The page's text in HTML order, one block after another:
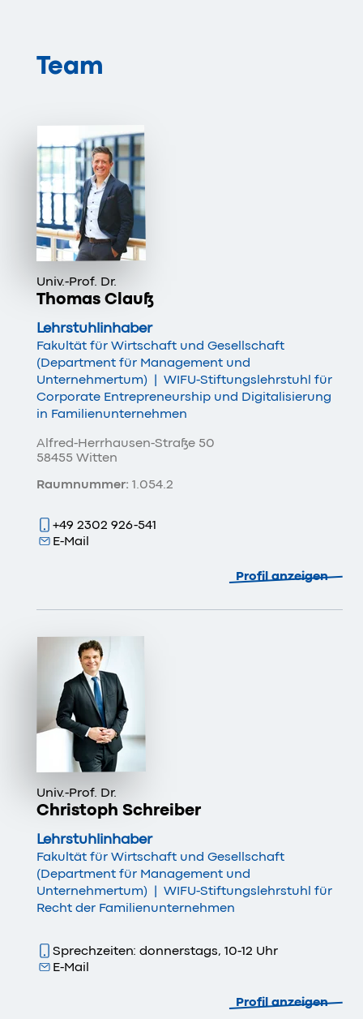
Team
Univ.-Prof. Dr.
Thomas Clauß
Lehrstuhlinhaber
Fakultät für Wirtschaft und Gesellschaft
(Department für Management und
Unternehmertum) | WIFU-Stiftungslehrstuhl für
Corporate Entrepreneurship und Digitalisierung
in Familienunternehmen
+49 2302 926-541
E-Mail
Alfred-Herrhausen-Straße 50
58455 Witten
Raumnummer: 1.054.2
Profil anzeigen
Univ.-Prof. Dr.
Christoph Schreiber
Lehrstuhlinhaber
Fakultät für Wirtschaft und Gesellschaft
(Department für Management und
Unternehmertum) | WIFU-Stiftungslehrstuhl für
Recht der Familienunternehmen
Sprechzeiten: donnerstags, 10-12 Uhr
E-Mail
Profil anzeigen